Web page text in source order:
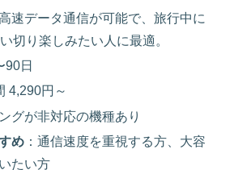
速データ通信が可能で、旅行中に
切り楽しみたい人に最適。
90日
4,290円～
グが非対応の機種あり
め ：通信速度を重視する方、大容
たい方